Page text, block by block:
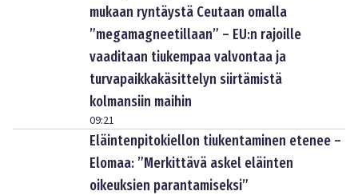
mukaan ryntäystä Ceutaan omalla
”megamagneetillaan” – EU:n rajoille
vaaditaan tiukempaa valvontaa ja
turvapaikkakäsittelyn siirtämistä
kolmansiin maihin
09:21
Eläintenpitokiellon tiukentaminen etenee –
Elomaa: ”Merkittävä askel eläinten
oikeuksien parantamiseksi”